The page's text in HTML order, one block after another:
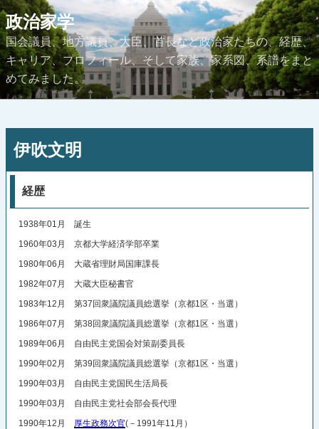
コ
ン
テ
ン
ツ
へ
プ
政治家学
国会議員、地方議員、大臣、首長など政治家たちの、経歴、
キャリア、プロフィール、そして家族、家系図、系譜をまと
めてみました。
稿
日:
伊吹文明
経歴
1938年01月 誕生
1960年03月 京都大学経済学部卒業
1980年06月 大蔵省理財局国庫課長
1982年07月 大蔵大臣秘書官
1983年12月 第37回衆議院議員総選挙（京都1区・当選）
1986年07月 第38回衆議院議員総選挙（京都1区・当選）
1989年06月 自由民主党国会対策副委員長
1990年02月 第39回衆議院議員総選挙（京都1区・当選）
1990年03月 自由民主党国民生活局長
1990年03月 自由民主党社会部会長代理
1990年12月 厚生政務次官(－1991年11月）